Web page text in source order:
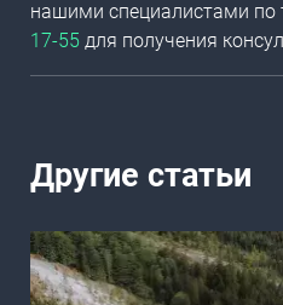
нашими специалистами по
17-55 для получения
Другие статьи